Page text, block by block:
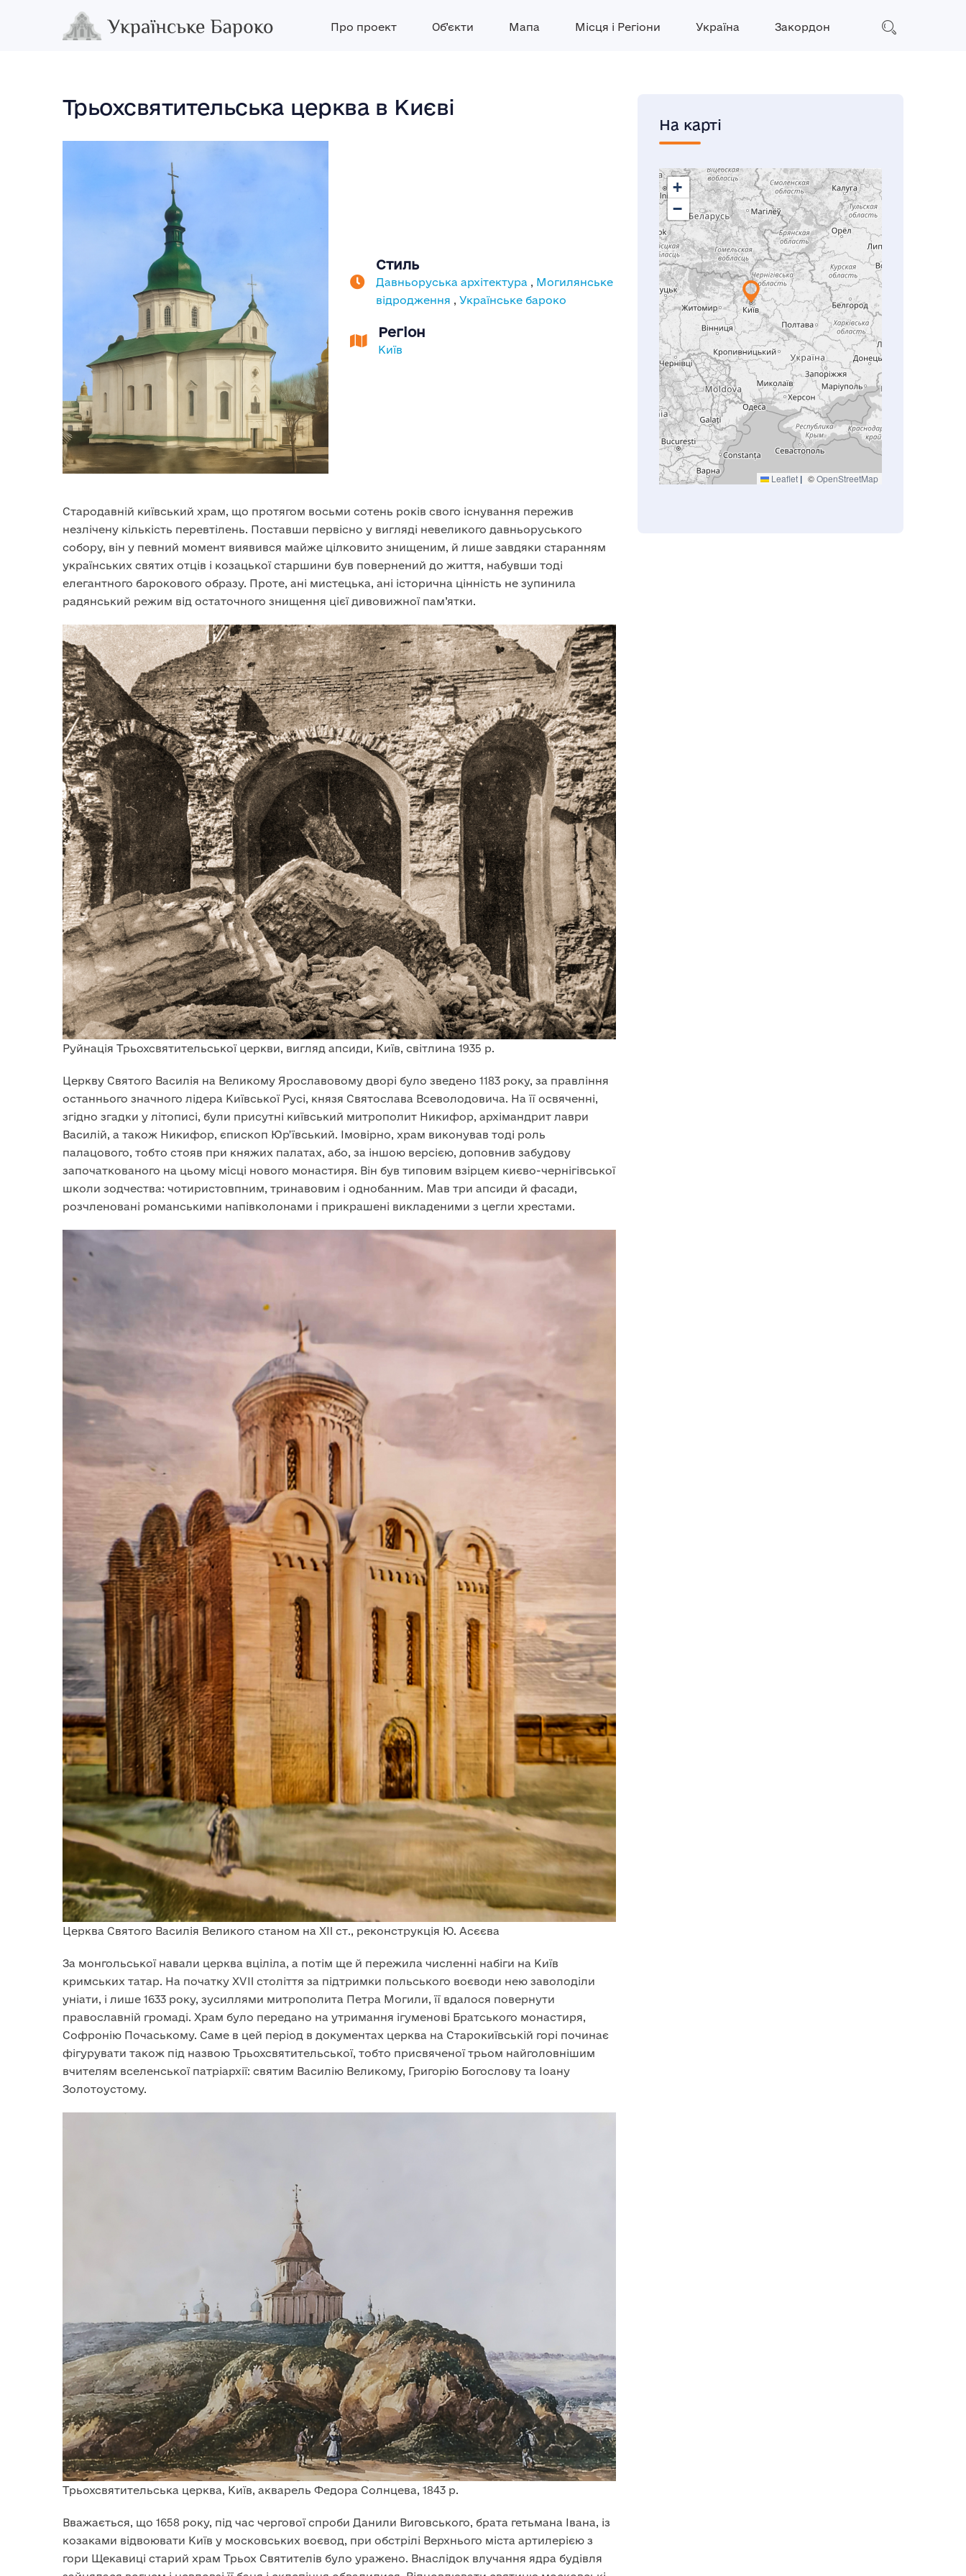
Про проект Об’єкти Мапа Місця і Регіони Україна Закордон
Трьохсвятительська церква в Києві
Стиль
Давньоруська архітектура , Могилянське
відродження , Українське бароко
Регіон
Київ
Стародавній київський храм, що протягом восьми сотень років свого існування пережив
незлічену кількість перевтілень. Поставши первісно у вигляді невеликого давньоруського
собору, він у певний момент виявився майже цілковито знищеним, й лише завдяки старанням
українських святих отців і козацької старшини був повернений до життя, набувши тоді
елегантного барокового образу. Проте, ані мистецька, ані історична цінність не зупинила
радянський режим від остаточного знищення цієї дивовижної пам’ятки.
Руйнація Трьохсвятительської церкви, вигляд апсиди, Київ, світлина 1935 р.
Церкву Святого Василія на Великому Ярославовому дворі було зведено 1183 року, за правління
останнього значного лідера Київської Русі, князя Святослава Всеволодовича. На її освяченні,
згідно згадки у літописі, були присутні київський митрополит Никифор, архімандрит лаври
Василій, а також Никифор, єпископ Юр’ївський. Імовірно, храм виконував тоді роль
палацового, тобто стояв при княжих палатах, або, за іншою версією, доповнив забудову
започаткованого на цьому місці нового монастиря. Він був типовим взірцем києво-чернігівської
школи зодчества: чотиристовпним, тринавовим і однобанним. Мав три апсиди й фасади,
розчленовані романськими напівколонами і прикрашені викладеними з цегли хрестами.
Церква Святого Василія Великого станом на XII ст., реконструкція Ю. Асєєва
За монгольської навали церква вціліла, а потім ще й пережила численні набіги на Київ
кримських татар. На початку XVII століття за підтримки польського воєводи нею заволоділи
уніати, і лише 1633 року, зусиллями митрополита Петра Могили, її вдалося повернути
православній громаді. Храм було передано на утримання ігуменові Братського монастиря,
Софронію Почаському. Саме в цей період в документах церква на Старокиївській горі починає
фігурувати також під назвою Трьохсвятительської, тобто присвяченої трьом найголовнішим
вчителям вселенської патріархії: святим Василію Великому, Григорію Богослову та Іоану
Золотоустому.
Трьохсвятительська церква, Київ, акварель Федора Солнцева, 1843 р.
Вважається, що 1658 року, під час чергової спроби Данили Виговського, брата гетьмана Івана, із
козаками відвоювати Київ у московських воєвод, при обстрілі Верхнього міста артилерією з
гори Щекавиці старий храм Трьох Святителів було уражено. Внаслідок влучання ядра будівля
На карті
+
−
Leaflet | ©OpenStreetMap